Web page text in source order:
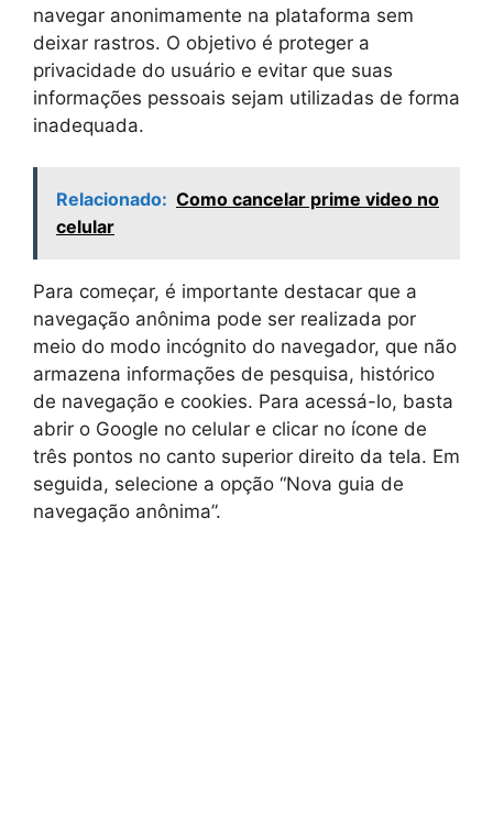
navegar anonimamente na plataforma sem
deixar rastros. O objetivo é proteger a
privacidade do usuário e evitar que suas
informações pessoais sejam utilizadas de forma
inadequada.
Relacionado: Como cancelar prime video no
celular
Para começar, é importante destacar que a
navegação anônima pode ser realizada por
meio do modo incógnito do navegador, que não
armazena informações de pesquisa, histórico
de navegação e cookies. Para acessá-lo, basta
abrir o Google no celular e clicar no ícone de
três pontos no canto superior direito da tela. Em
seguida, selecione a opção “Nova guia de
navegação anônima”.